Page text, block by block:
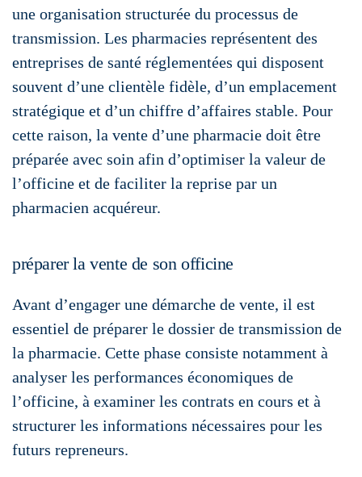
une organisation structurée du processus de
transmission. Les pharmacies représentent des
entreprises de santé réglementées qui disposent
souvent d’une clientèle fidèle, d’un emplacement
stratégique et d’un chiffre d’affaires stable. Pour
cette raison, la vente d’une pharmacie doit être
préparée avec soin afin d’optimiser la valeur de
l’officine et de faciliter la reprise par un
pharmacien acquéreur.
préparer la vente de son officine
Avant d’engager une démarche de vente, il est
essentiel de préparer le dossier de transmission de
la pharmacie. Cette phase consiste notamment à
analyser les performances économiques de
l’officine, à examiner les contrats en cours et à
structurer les informations nécessaires pour les
futurs repreneurs.